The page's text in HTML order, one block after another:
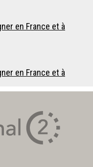
en France et à
en France et à